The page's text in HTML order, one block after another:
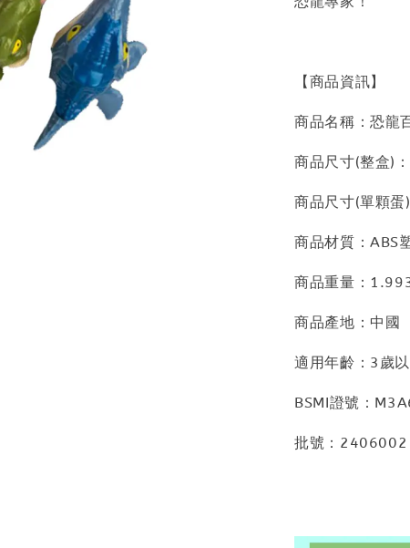
【商品資訊】
商品名稱：恐龍
商品尺寸(整盒)
商品尺寸(單顆
商品材質：ABS
商品重量：
商品產地：中國
適用年齡：3歲
BSMI證號：
批號：2406002